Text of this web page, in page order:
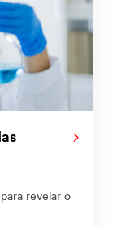
revelar o